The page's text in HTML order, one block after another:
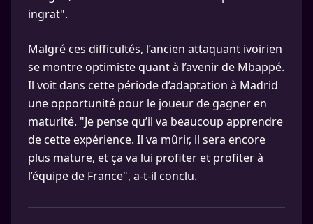
ingrat".
Malgré ces difficultés, l’ancien attaquant ivoirien
se montre optimiste quant à l’avenir de Mbappé.
Il voit dans cette période d’adaptation à Madrid
une opportunité pour le joueur de gagner en
maturité. "Je pense qu’il va beaucoup apprendre
de cette expérience. Il va mûrir, il sera encore
plus mature, et ça va lui profiter et profiter à
l’équipe de France", a-t-il conclu.